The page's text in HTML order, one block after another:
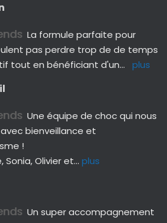
La formule parfaite pour
pas perdre trop de de temps
tout en bénéficiant d'un... plus
Une équipe de choc qui nous
bienveillance et
!
Sonia, Olivier et... plus
Un super accompagnement